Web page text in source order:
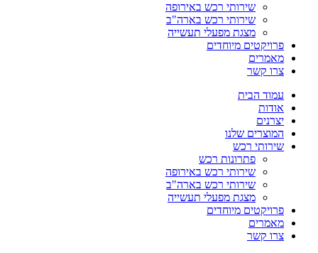
שירותי רכש באירופה
שירותי רכש בארה"ב
מצגת מפעלי תעשייה
פרויקטים מיוחדים
מאמרים
צרו קשר
עמוד הבית
אודות
יצרנים
המוצרים שלנו
שירותי רכש
פתרונות רכש
שירותי רכש באירופה
שירותי רכש בארה"ב
מצגת מפעלי תעשייה
פרויקטים מיוחדים
מאמרים
צרו קשר